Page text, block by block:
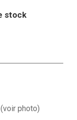
stock
photo)